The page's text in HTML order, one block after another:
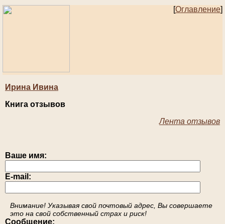
[Оглавление]
Ирина Ивина
Книга отзывов
Лента отзывов
Ваше имя:
E-mail:
Внимание! Указывая свой почтовый адрес, Вы совершаете
это на свой собственный страх и риск!
Сообщение: